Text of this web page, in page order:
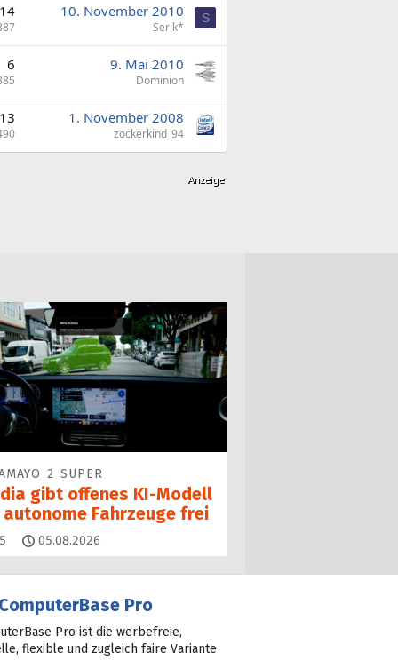
14 10. November 2010
Serik*
S
6 9. Mai 2010
Dominion
13 1. November 2008
zockerkind_94
2 SUPER
gibt offenes KI-Modell
Fahrzeuge frei
Kommentare
05.08.2026
ComputerBase Pro
Pro ist die werbefreie,
flexible und zugleich faire Variante